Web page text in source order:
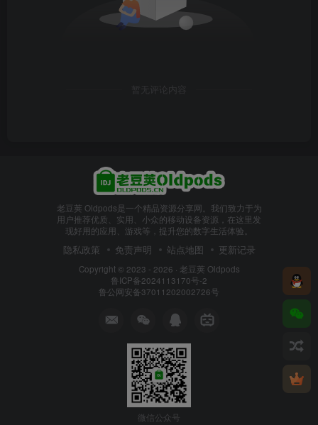
暂无评论内容
老豆荚 Oldpods是一个精品资源分享网。我们致力于为
用户推荐优质、实用、小众的移动设备资源，在这里发
现好用的应用、游戏等，提升您的数字生活体验。
隐私政策 免责声明 站点地图 更新记录
Copyright © 2023 - 2026 · 老豆荚 Oldpods
鲁ICP备2024113170号-2
鲁公网安备37011202002726号
微信公众号